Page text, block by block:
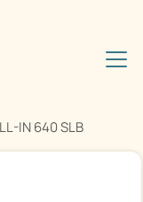
IN 640 SLB